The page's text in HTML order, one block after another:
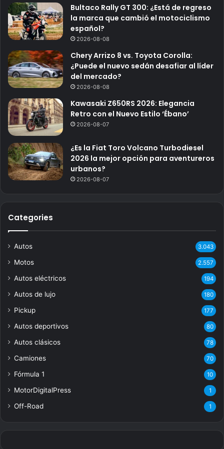
Bultaco Rally GT 300: ¿Está de regreso
la marca que cambió el motociclismo
español?
2026-08-08
Chery Arrizo 8 vs. Toyota Corolla:
¿Puede el nuevo sedán desafiar al líder
del mercado?
2026-08-08
Kawasaki Z650RS 2026: Elegancia
Retro con el Nuevo Estilo ‘Ébano’
2026-08-07
¿Es la Fiat Toro Volcano Turbodiesel
2026 la mejor opción para aventureros
urbanos?
2026-08-07
Categories
Autos 3.043
Motos 2.557
Autos eléctricos 194
Autos de lujo 180
Pickup 177
Autos deportivos 80
Autos clásicos 78
Camiones 70
Fórmula 1 10
MotorDigitalPress 1
Off-Road 1